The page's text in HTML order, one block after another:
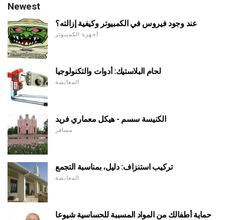
Newest
عند وجود فيروس في الكمبيوتر وكيفية إزالته؟
أجهزة الكمبيوتر
لحام البلاستيك: أدوات والتكنولوجيا
المعايشة
الكنيسة سسم - هيكل معماري فريد
مسافر
تركيب استنزاف: دليل، بمناسبة التجمع
المعايشة
حماية أطفالك من المواد المسببة للحساسية شيوعا